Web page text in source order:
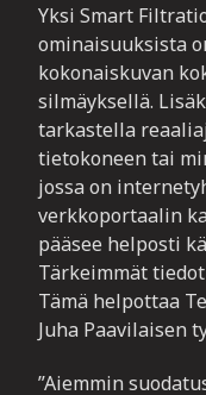
Yksi Smart
ominaisuuksista
kokonaiskuvan
silmäyksellä.
tarkastella
tietokoneen tai
jossa on
verkkoportaalin
pääsee helposti
Tärkeimmät
Tämä helpottaa
Juha Paavilaisen
”Aiemmin